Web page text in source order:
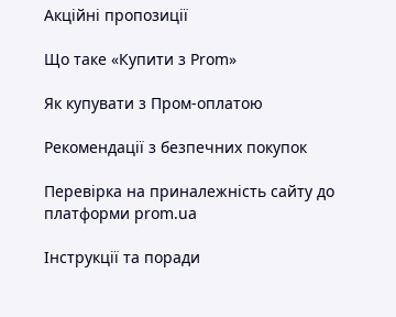
Акційні пропозиції
Що таке «Купити з Prom»
Як купувати з Пром-оплатою
Рекомендації з безпечних покупок
Перевірка на приналежність сайту до
платформи prom.ua
Інструкції та поради